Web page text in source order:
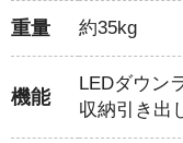
重量 約35kg
機能
LEDダウン
収納引き出